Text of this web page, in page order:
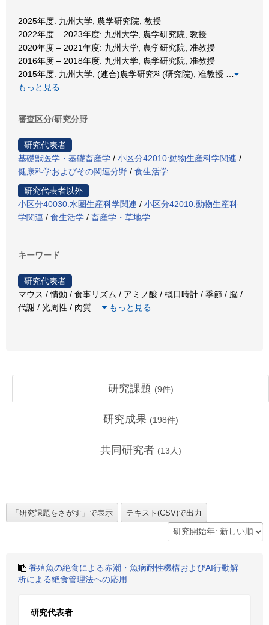
2025年度: 九州大学, 農学研究院, 教授
2022年度 – 2023年度: 九州大学, 農学研究院, 教授
2020年度 – 2021年度: 九州大学, 農学研究院, 准教授
2016年度 – 2018年度: 九州大学, 農学研究院, 准教授
2015年度: 九州大学, (連合)農学研究科(研究院), 准教授
もっと見る
審査区分/研究分野
研究代表者
基礎獣医学・基礎畜産学 / 小区分42010:動物生産科学関連 /
健康科学およびその関連分野 / 食生活学
研究代表者以外
小区分40030:水圏生産科学関連 / 小区分42010:動物生産科
学関連 / 食生活学 / 畜産学・草地学
キーワード
研究代表者
マウス / 情動 / 食事リズム / アミノ酸 / 概日時計 / 季節 / 脳 /
代謝 / 光周性 / 肉質
もっと見る
研究課題 (9件)
研究成果 (198件)
共同研究者 (13 人)
養殖魚の絶食による赤潮・魚病耐性機構およびAI行動解
析による絶食管理法への応用
研究代表者